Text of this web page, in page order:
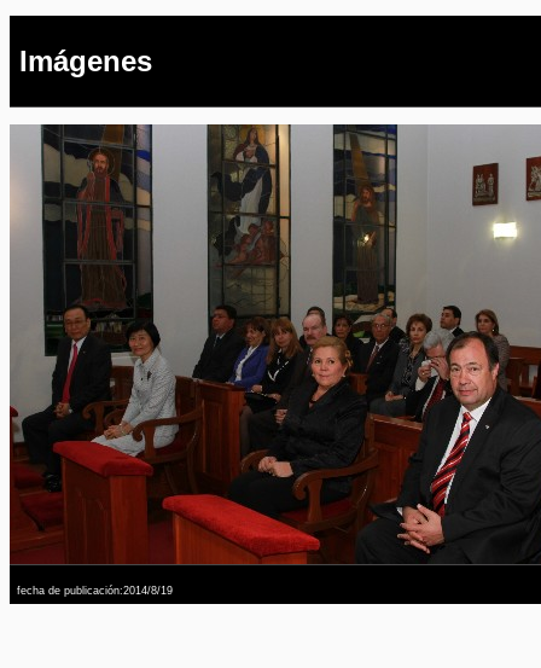
Imágenes
fecha de publicación:2014/8/19